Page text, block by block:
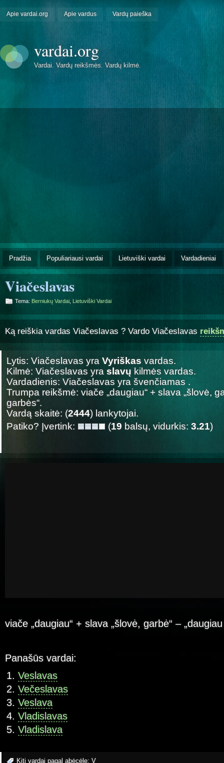
Apie vardai.org Apie vardus Vardų paieška
vardai.org
Vardai. Vardų reikšmės. Vardų kilmė.
Pradžia Populiariausi vardai Lietuviški vardai Vardadieniai
Viačeslavas
Tema: Berniukų Vardai Lietuviški Vardai
Ką reiškia vardas Viačeslavas ? Vardo Viačeslavas
Lytis: Viačeslavas yra Vyriškas vardas.
Kilmė: Viačeslavas yra slavų kilmės vardas.
Vardadienis: Viačeslavas yra švenčiamas .
Trumpa reikšmė: viače „daugiau“ + slava „šlovė,
garbės“.
Vardą skaitė: (2444) lankytojai.
Patiko? Įvertink:
(19 balsų, vidurkis: 3.21)
viače „daugiau“ + slava „šlovė, garbė“ –
Panašūs vardai:
Veslavas
Večeslavas
Veslava
Vladislavas
Vladislava
Kiti vardai pagal abėcėlę: V